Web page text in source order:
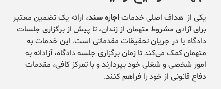
یکی از اهداف اصلی خدماتاجاره سند، ارائه یک تضمین معتبر
برای آزادی مشروط متهمان از زندان، تا پیش از برگزاری جلسات
دادگاه یا در جریان تحقیقات مقدماتی است. این خدمات به
متهمان کمک می‌کند تا زمان برگزاری جلسه دادگاه، آزادانه به
امور شخصی و شغلی خود بپردازند و با تمرکز کافی، مقدمات
دفاع قانونی از خود را فراهم کنند.